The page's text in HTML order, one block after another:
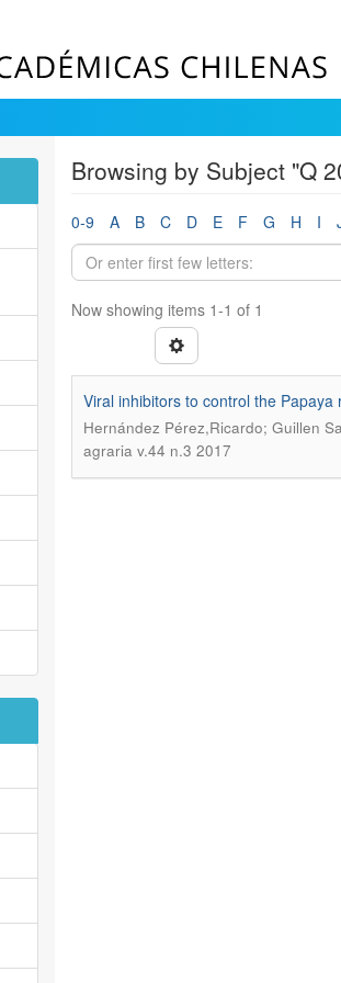
Browsing by Subject "Q
0-9 A B C D E F G H I
Now showing items 1-1 of 1
Viral inhibitors to control the
Hernández Pérez,Ricardo; Guillen
agraria v.44 n.3 2017